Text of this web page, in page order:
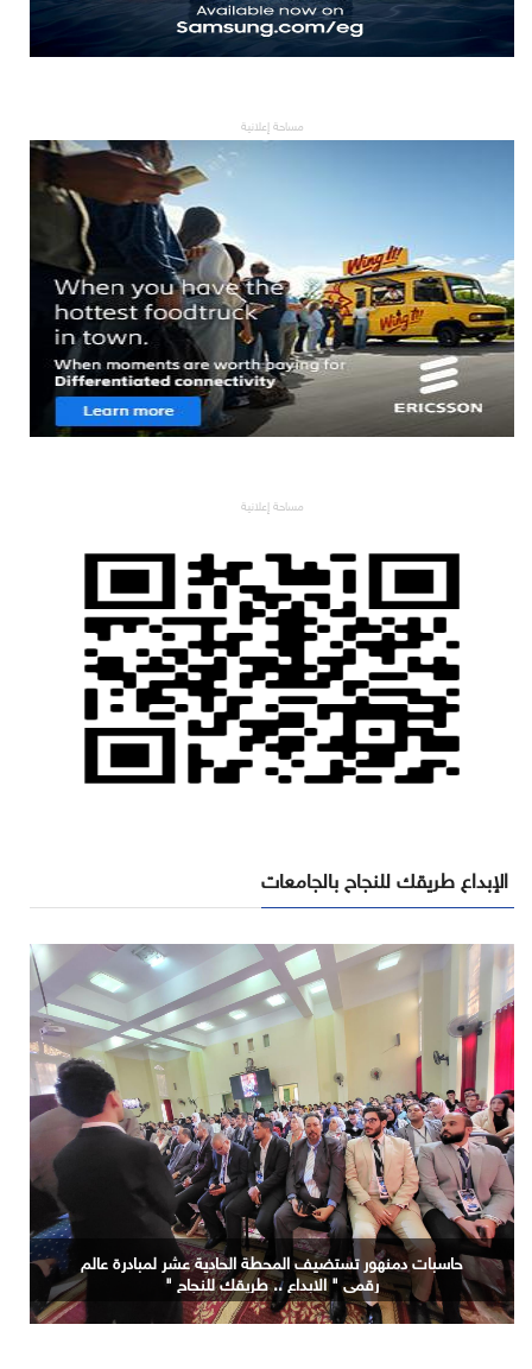
مساحة إعلانية
مساحة إعلانية
الإبداع طريقك للنجاح بالجامعات
حاسبات دمنهور تستضيف المحطة الحادية عشر لمبادرة عالم
رقمي " الابداع .. طريقك للنجاح "